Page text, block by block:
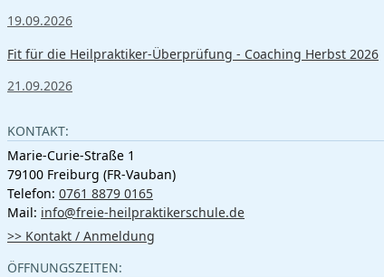
19.09.2026
Fit für die Heilpraktiker-Überprüfung - Coaching Herbst 2026
21.09.2026
KONTAKT:
Marie-Curie-Straße 1
79100 Freiburg (FR-Vauban)
Telefon: 0761 8879 0165
Mail: info@freie-heilpraktikerschule.de
>> Kontakt / Anmeldung
ÖFFNUNGSZEITEN: